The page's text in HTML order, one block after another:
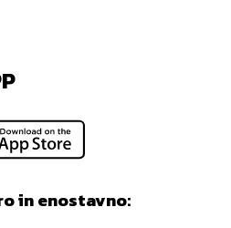
in enostavno: